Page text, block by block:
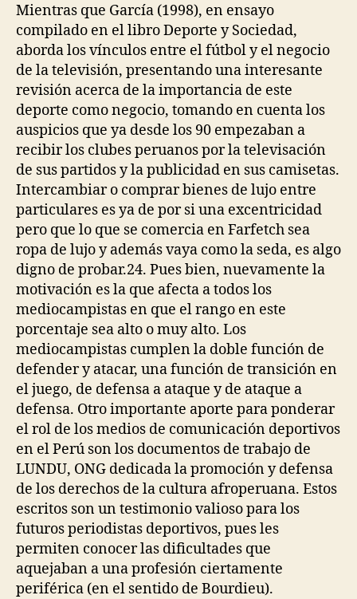
Mientras que García (1998), en ensayo
compilado en el libro Deporte y Sociedad,
aborda los vínculos entre el fútbol y el negocio
de la televisión, presentando una interesante
revisión acerca de la importancia de este
deporte como negocio, tomando en cuenta los
auspicios que ya desde los 90 empezaban a
recibir los clubes peruanos por la televisación
de sus partidos y la publicidad en sus camisetas.
Intercambiar o comprar bienes de lujo entre
particulares es ya de por si una excentricidad
pero que lo que se comercia en Farfetch sea
ropa de lujo y además vaya como la seda, es algo
digno de probar.24. Pues bien, nuevamente la
motivación es la que afecta a todos los
mediocampistas en que el rango en este
porcentaje sea alto o muy alto. Los
mediocampistas cumplen la doble función de
defender y atacar, una función de transición en
el juego, de defensa a ataque y de ataque a
defensa. Otro importante aporte para ponderar
el rol de los medios de comunicación deportivos
en el Perú son los documentos de trabajo de
LUNDU, ONG dedicada la promoción y defensa
de los derechos de la cultura afroperuana. Estos
escritos son un testimonio valioso para los
futuros periodistas deportivos, pues les
permiten conocer las dificultades que
aquejaban a una profesión ciertamente
periférica (en el sentido de Bourdieu).